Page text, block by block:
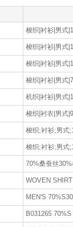
梭织|衬衫|男式
梭织|衬衫|男式
梭织|衬衫|男式
梭织|衬衫|男式
机织|衬衫|男式
梭织|衬衣|男式
梭织;衬衫;男式
梭织;衬衫;男式
70%桑蚕丝30%
WOVEN SHIRT
MEN'S
B031265